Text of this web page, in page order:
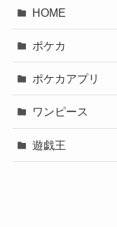
HOME
ポケカ
ポケカアプリ
ワンピース
遊戯王